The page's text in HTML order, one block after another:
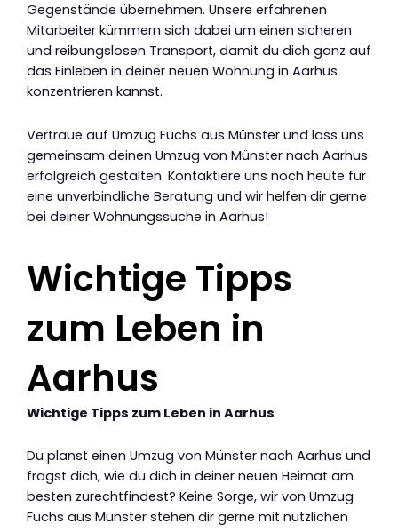
Gegenstände übernehmen. Unsere erfahrenen
Mitarbeiter kümmern sich dabei um einen sicheren
und reibungslosen Transport, damit du dich ganz auf
das Einleben in deiner neuen Wohnung in Aarhus
konzentrieren kannst.
Vertraue auf Umzug Fuchs aus Münster und lass uns
gemeinsam deinen Umzug von Münster nach Aarhus
erfolgreich gestalten. Kontaktiere uns noch heute für
eine unverbindliche Beratung und wir helfen dir gerne
bei deiner Wohnungssuche in Aarhus!
Wichtige Tipps
zum Leben in
Aarhus
Wichtige Tipps zum Leben in Aarhus
Du planst einen Umzug von Münster nach Aarhus und
fragst dich, wie du dich in deiner neuen Heimat am
besten zurechtfindest? Keine Sorge, wir von Umzug
Fuchs aus Münster stehen dir gerne mit nützlichen